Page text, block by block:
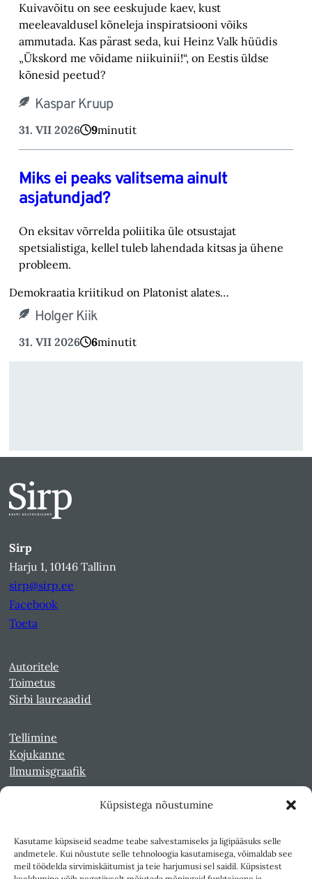
Küpsistega nõustumine
Kasutame küpsiseid seadme teabe salvestamiseks ja ligipääsuks selle
andmetele. Kui nõustute selle tehnoloogia kasutamisega, võimaldab see
meil töödelda sirvimiskäitumist ja teie harjumusi sel saidil. Küpsistest
Kuivavõitu on see eeskujude kaev, kust
meeleavaldusel kõneleja inspiratsiooni võiks
ammutada. Kas pärast seda, kui Heinz Valk hüüdis
„Ükskord me võidame niikuinii!“, on Eestis üldse
kõnesid peetud?
Kaspar Kruup
31. VII 2026 9minutit
Miks ei peaks valitsema ainult
asjatundjad?
On eksitav võrrelda poliitika üle otsustajat
spetsialistiga, kellel tuleb lahendada kitsas ja ühene
probleem.
Demokraatia kriitikud on Platonist alates…
Holger Kiik
31. VII 2026 6minutit
Sirp
Harju 1, 10146 Tallinn
sirp@sirp.ee
Facebook
Toeta
Autoritele
Toimetus
Sirbi laureaadid
Tellimine
Kojukanne
Ilmumisgraafik
Kultuurileht 1994-1997
Reede 1989-1990